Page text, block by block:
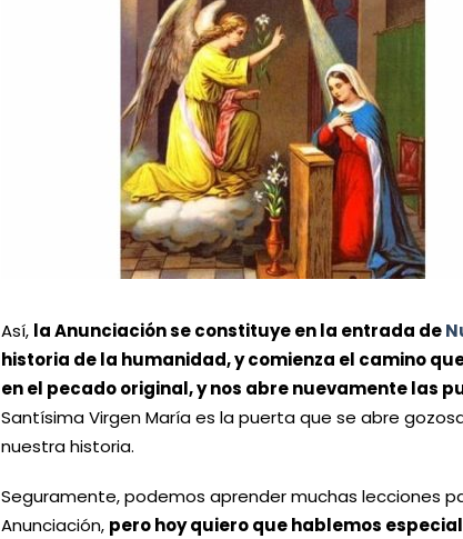
Así, la Anunciación se constituye en la entrada de
historia de la humanidad, y comienza el camino
en el pecado original, y nos abre nuevamente las
Santísima Virgen María es la puerta que se abre
nuestra historia.
Seguramente, podemos aprender muchas lecciones
Anunciación, pero hoy quiero que hablemos